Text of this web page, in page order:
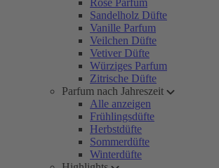
Rose Parfum
Sandelholz Düfte
Vanille Parfum
Veilchen Düfte
Vetiver Düfte
Würziges Parfum
Zitrische Düfte
Parfum nach Jahreszeit
Alle anzeigen
Frühlingsdüfte
Herbstdüfte
Sommerdüfte
Winterdüfte